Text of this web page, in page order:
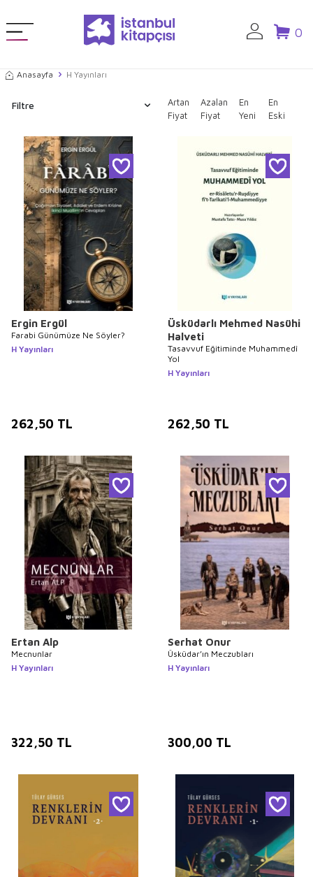
0
Anasayfa H Yayınları
Filtre
Artan
Fiyat
Azalan
Fiyat
En
Yeni
En
Eski
Ergin Ergül
Farabi Günümüze Ne Söyler?
H Yayınları
262,50 TL
Üsküdarlı Mehmed Nasühi
Halveti
Tasavvuf Eğitiminde Muhammedî
Yol
H Yayınları
262,50 TL
Ertan Alp
Mecnunlar
H Yayınları
322,50 TL
Serhat Onur
Üsküdar’ın Meczubları
H Yayınları
300,00 TL